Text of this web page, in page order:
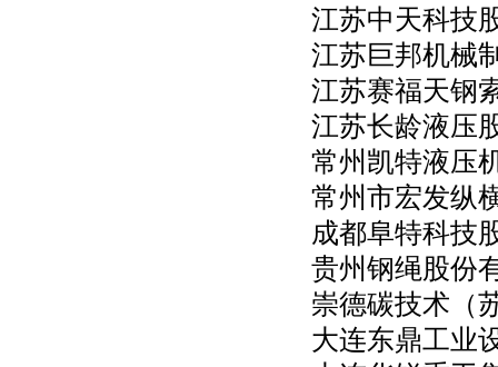
江苏中天科技
江苏巨邦机械
江苏赛福天钢
江苏长龄液压
常州凯特液压
常州市宏发纵
成都阜特科技
贵州钢绳股份
崇德碳技术（
大连东鼎工业